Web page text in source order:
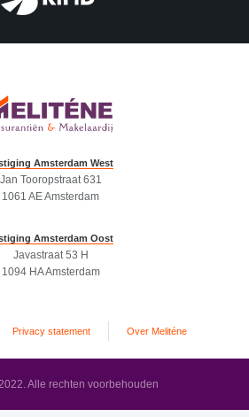
Amsterdam West
Jan Tooropstraat 631
1061 AE Amsterdam
Amsterdam Oost
Javastraat 53 H
1094 HA Amsterdam
Privacy statement Over Meliténe
Alle rechten voorbehouden